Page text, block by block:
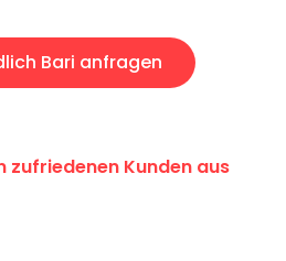
Bari anfragen
zufriedenen Kunden aus